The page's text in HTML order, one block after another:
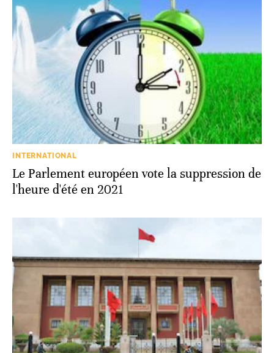
INTERNATIONAL
Le Parlement européen vote la suppression de
l'heure d'été en 2021